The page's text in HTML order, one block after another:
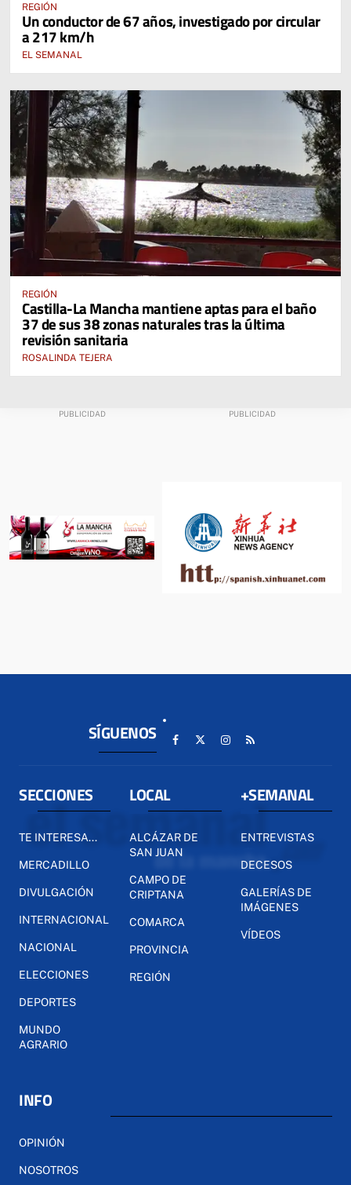
REGIÓN
Un conductor de 67 años, investigado por circular
a 217 km/h
EL SEMANAL
REGIÓN
Castilla-La Mancha mantiene aptas para el baño
37 de sus 38 zonas naturales tras la última
revisión sanitaria
ROSALINDA TEJERA
SÍGUENOS
SECCIONES
TE INTERESA...
MERCADILLO
DIVULGACIÓN
INTERNACIONAL
NACIONAL
ELECCIONES
DEPORTES
MUNDO
AGRARIO
LOCAL
ALCÁZAR DE
SAN JUAN
CAMPO DE
CRIPTANA
COMARCA
PROVINCIA
REGIÓN
+SEMANAL
ENTREVISTAS
DECESOS
GALERÍAS DE
IMÁGENES
VÍDEOS
INFO
OPINIÓN
NOSOTROS